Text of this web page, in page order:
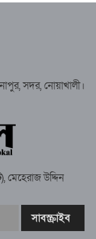
‘অদম্য
কামাল হোসাইনের
করে অপপ্রচারের
বিভক্ত—একটি
সদর, নোয়াখালী।
উদ্দিন